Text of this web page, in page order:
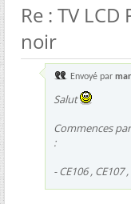
Re : TV
noir
Envoyé par
Salut
Commences
:
- CE106 , CE107